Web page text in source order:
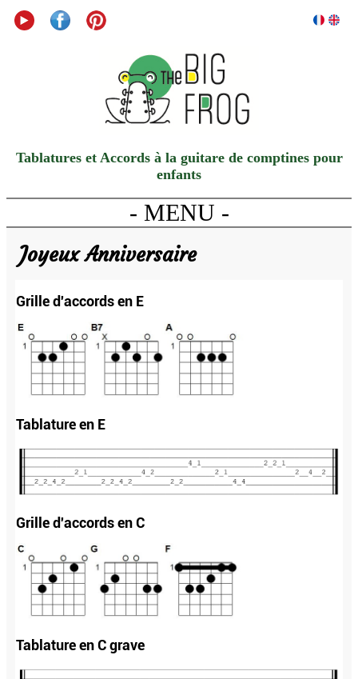
Tablatures et Accords à la guitare de comptines pour
enfants
- MENU -
Joyeux Anniversaire
Grille d'accords en E
Tablature en E
Grille d'accords en C
Tablature en C grave